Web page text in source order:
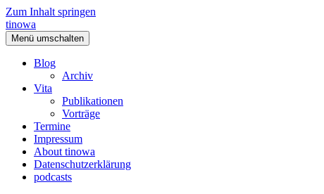
Zum Inhalt springen
tinowa
Menü umschalten
Blog
Archiv
Vita
Publikationen
Vorträge
Termine
Impressum
About tinowa
Datenschutzerklärung
podcasts